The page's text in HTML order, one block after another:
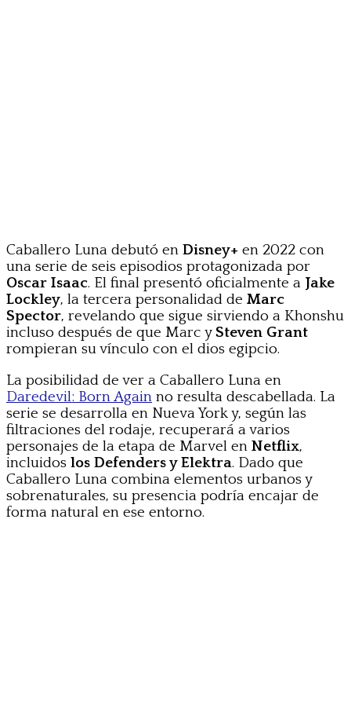
Caballero Luna debutó en Disney+ en 2022 con
una serie de seis episodios protagonizada por
Oscar Isaac. El final presentó oficialmente a Jake
Lockley, la tercera personalidad de Marc
Spector, revelando que sigue sirviendo a Khonshu
incluso después de que Marc ySteven Grant
rompieran su vínculo con el dios egipcio.
La posibilidad de ver a Caballero Luna en
Daredevil: Born Again no resulta descabellada. La
serie se desarrolla en Nueva York y, según las
filtraciones del rodaje, recuperará a varios
personajes de la etapa de Marvel en Netflix,
incluidos los Defenders y Elektra. Dado que
Caballero Luna combina elementos urbanos y
sobrenaturales, su presencia podría encajar de
forma natural en ese entorno.